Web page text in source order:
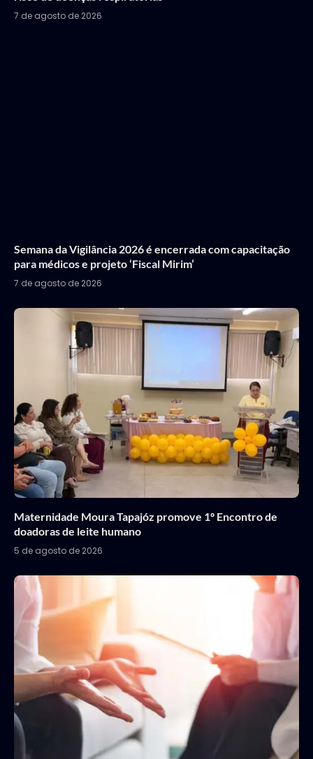
7 de agosto de 2026
Semana da Vigilância 2026 é encerrada com capacitação
para médicos e projeto ‘Fiscal Mirim’
7 de agosto de 2026
Maternidade Moura Tapajóz promove 1º Encontro de
doadoras de leite humano
5 de agosto de 2026